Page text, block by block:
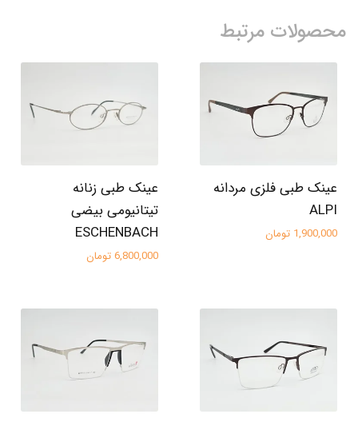
محصولات مرتبط
عینک طبی فلزی مردانه
ALPI
1,900,000 تومان
عینک طبی زنانه
تیتانیومی بیضی
ESCHENBACH
6,800,000 تومان